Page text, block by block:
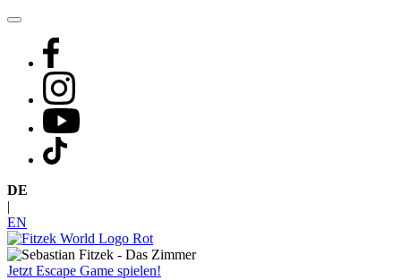
Zum
springen
DE
EN
Jetzt Escape Game spielen!